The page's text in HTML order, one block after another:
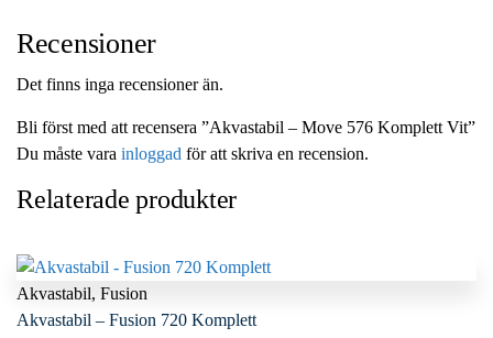
Recensioner
Det finns inga recensioner än.
Bli först med att recensera ”Akvastabil – Move 576 Komplett Vit”
Du måste vara inloggad för att skriva en recension.
Relaterade produkter
Akvastabil, Fusion
Akvastabil – Fusion 720 Komplett